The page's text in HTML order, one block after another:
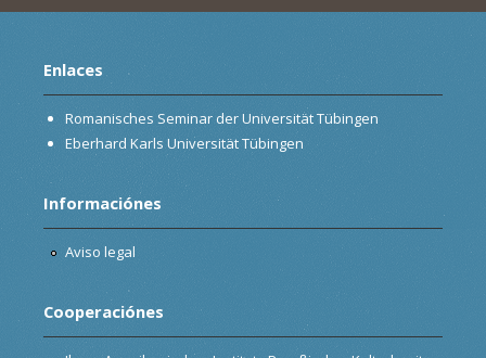
Enlaces
Romanisches Seminar der Universität Tübingen
Eberhard Karls Universität Tübingen
Informaciónes
Aviso legal
Cooperaciónes